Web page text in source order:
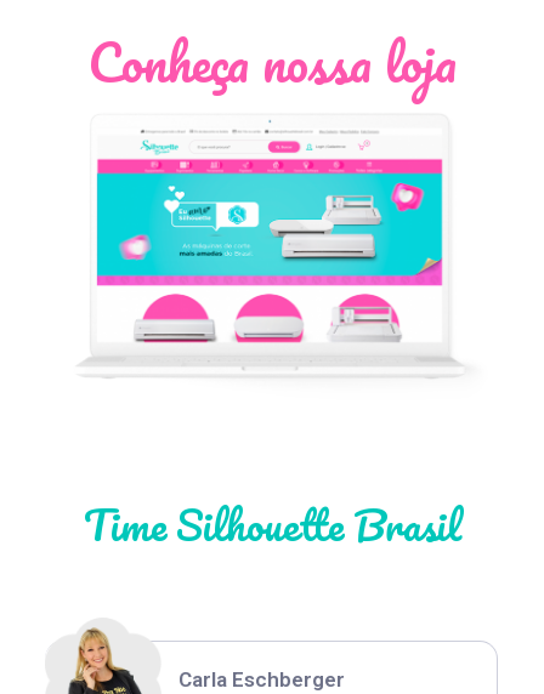
Conheça nossa loja
Time Silhouette Brasil
Léia Pastori
Thiara Ney
Carla Eschberger